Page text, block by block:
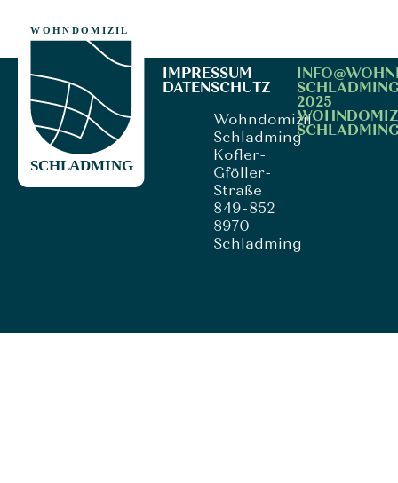
Wohndomizil
Schladming
Kofler-
Gföller-
Straße
849-852
8970
Schladming
IMPRESSUM
DATENSCHUTZ
2025